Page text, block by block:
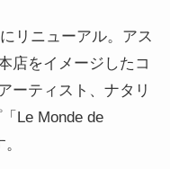
リニューアル。アス
店をイメージしたコ
ーティスト、ナタリ
Le Monde de